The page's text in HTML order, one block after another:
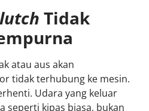
Tidak
atau aus akan
tidak terhubung ke mesin.
Udara yang keluar
seperti kipas biasa, bukan